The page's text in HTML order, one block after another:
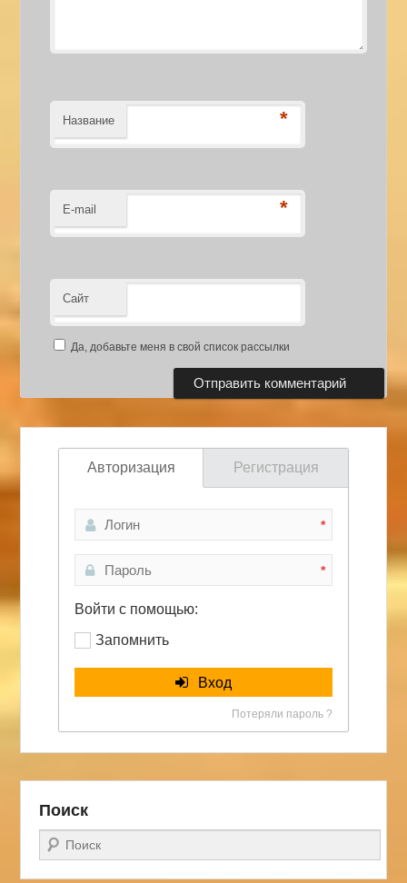
Название *
E-mail *
Сайт
Да, добавьте меня в свой список рассылки
Авторизация Регистрация
*
*
Войти с помощью:
Запомнить
Вход
Потеряли пароль ?
Поиск
Поиск